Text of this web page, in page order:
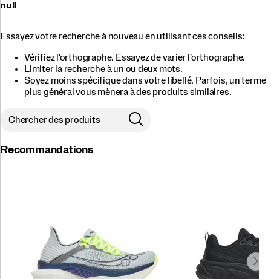
null
Essayez votre recherche à nouveau en utilisant ces conseils:
Vérifiez l'orthographe. Essayez de varier l'orthographe.
Limiter la recherche à un ou deux mots.
Soyez moins spécifique dans votre libellé. Parfois, un terme
plus général vous mènera à des produits similaires.
Recommandations